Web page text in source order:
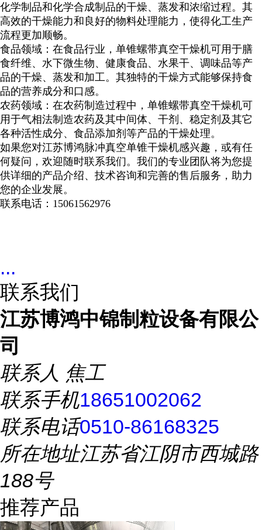
化学制品和化学合成制品的干燥、蒸发和浓缩过程。其
高效的干燥能力和良好的物料处理能力，使得化工生产
流程更加顺畅。
食品领域：在食品行业，单锥螺带真空干燥机可用于膳
食纤维、水下微生物、健康食品、水果干、调味品等产
品的干燥、蒸发和加工。其独特的干燥方式能够保持食
品的营养成分和口感。
农药领域：在农药制造过程中，单锥螺带真空干燥机可
用于气相法制造农药及其中间体、干剂、稳定剂及其它
各种活性成分、食品添加剂等产品的干燥处理。
如果您对江苏博鸿脉冲真空单锥干燥机感兴趣，或有任
何疑问，欢迎随时联系我们。我们的专业团队将为您提
供详细的产品介绍、技术咨询和完善的售后服务，助力
您的企业发展。
联系电话： 15061562976
...
联系我们
江苏博鸿中锦制粒设备有限公
司
联系人 焦工
联系手机18651002062
联系电话0510-86168325
所在地址江苏省江阴市西城路
188号
推荐产品